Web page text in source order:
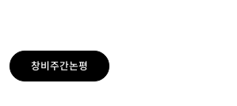
창비주간논평